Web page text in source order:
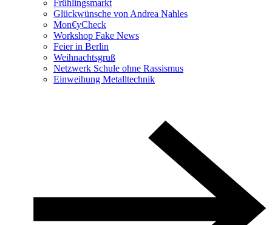
Frühlingsmarkt
Glückwünsche von Andrea Nahles
Mon€yCheck
Workshop Fake News
Feier in Berlin
Weihnachtsgruß
Netzwerk Schule ohne Rassismus
Einweihung Metalltechnik